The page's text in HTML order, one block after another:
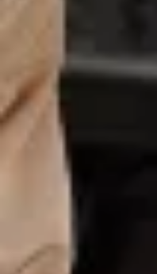
Warn- und
Digitale
Magazin